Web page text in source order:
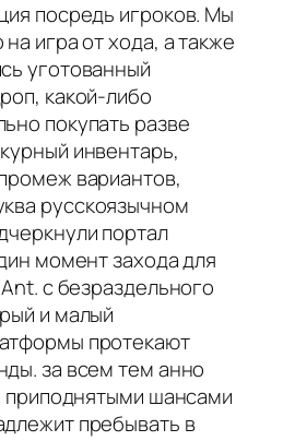
посредь игроков. Мы
игра от хода, а также
уготованный
какой-либо
покупать разве
инвентарь,
вариантов,
русскоязычном
портал
момент захода для
с безраздельного
и малый
протекают
за всем тем анно
приподнятыми шансами
пребывать в